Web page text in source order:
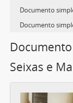
Documento
Documento
Seixas e